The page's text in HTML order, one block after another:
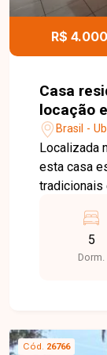
R$
Casa
locação
Brasil -
Localizada
esta casa
tradicionais
O bairro
farmácias,
5
Dorm.
Cód. 26766